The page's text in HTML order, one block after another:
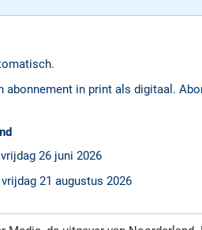
abonnement in print als digitaal.
26 juni 2026
21 augustus 2026